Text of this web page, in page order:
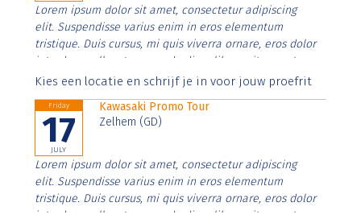
Lorem ipsum dolor sit amet, consectetur adipiscing
elit. Suspendisse varius enim in eros elementum
tristique. Duis cursus, mi quis viverra ornare, eros dolor
interdum nulla, ut commodo diam libero vitae erat.
Aenean faucibus nibh et justo cursus id rutrum lorem
Kies een locatie en schrijf je in voor jouw proefrit
Friday
17
JULY
Kawasaki Promo Tour
Zelhem (GD)
Lorem ipsum dolor sit amet, consectetur adipiscing
elit. Suspendisse varius enim in eros elementum
tristique. Duis cursus, mi quis viverra ornare, eros dolor
interdum nulla, ut commodo diam libero vitae erat.